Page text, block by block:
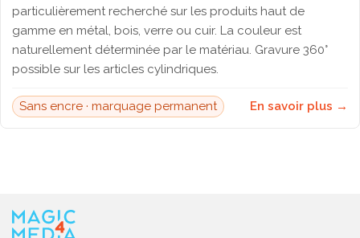
particulièrement recherché sur les produits haut de
gamme en métal, bois, verre ou cuir. La couleur est
naturellement déterminée par le matériau. Gravure 360°
possible sur les articles cylindriques.
Sans encre · marquage permanent En savoir plus →